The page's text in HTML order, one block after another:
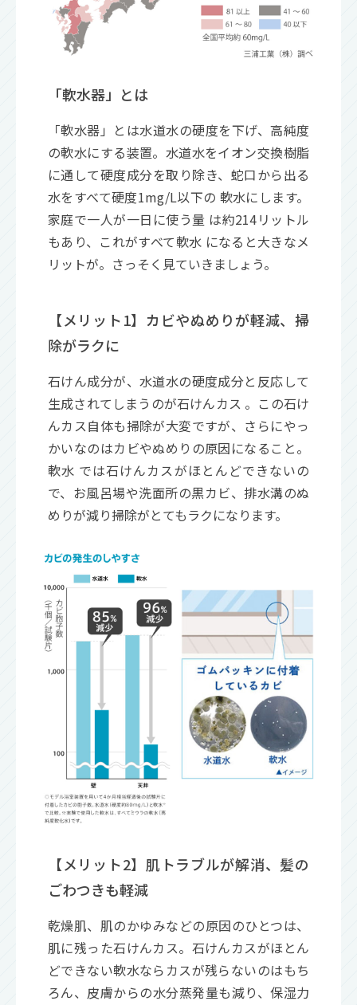
「軟水器」とは
「軟水器」とは水道水の硬度を下げ、高純度
の軟水にする装置。水道水をイオン交換樹脂
に通して硬度成分を取り除き、蛇口から出る
水をすべて硬度1mg/L以下の 軟水にします。
家庭で一人が一日に使う量 は約214リットル
もあり、これがすべて軟水 になると大きなメ
リットが。さっそく見ていきましょう。
【メリット1】カビやぬめりが軽減、掃
除がラクに
石けん成分が、水道水の硬度成分と反応して
生成されてしまうのが石けんカス 。この石け
んカス自体も掃除が大変ですが、さらにやっ
かいなのはカビやぬめりの原因になること。
軟水 では石けんカスがほとんどできないの
で、お風呂場や洗面所の黒カビ、排水溝のぬ
めりが減り掃除がとてもラクになります。
【メリット2】肌トラブルが解消、髪の
ごわつきも軽減
乾燥肌、肌のかゆみなどの原因のひとつは、
肌に残った石けんカス。石けんカスがほとん
どできない軟水ならカスが残らないのはもち
ろん、皮膚からの水分蒸発量も減り、保湿力